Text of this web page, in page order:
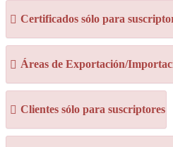
Certificados sólo para
Áreas de Exportación/
Clientes sólo para suscriptores